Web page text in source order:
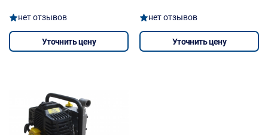
нет отзывов
Уточнить цену
нет отзывов
Уточнить цену